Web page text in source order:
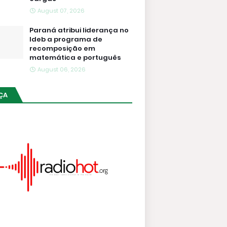
August 07, 2026
Paraná atribui liderança no
Ideb a programa de
recomposição em
matemática e português
August 06, 2026